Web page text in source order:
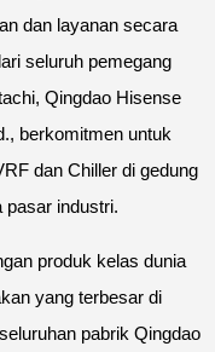
dan layanan secara
seluruh pemegang
Qingdao Hisense
berkomitmen untuk
dan Chiller di gedung
pasar industri.
produk kelas dunia
yang terbesar di
pabrik Qingdao